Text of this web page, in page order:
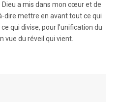
a mis dans mon cœur et de
dire mettre en avant tout ce qui
qui divise, pour l’unification du
vue du réveil qui vient.